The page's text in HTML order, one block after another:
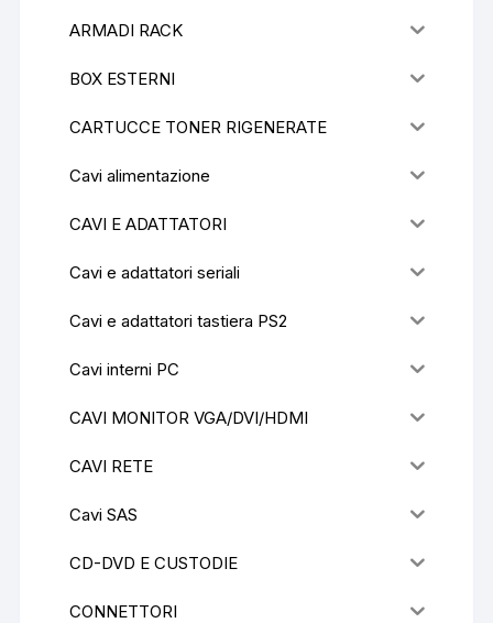
ARMADI RACK
BOX ESTERNI
CARTUCCE TONER RIGENERATE
Cavi alimentazione
CAVI E ADATTATORI
Cavi e adattatori seriali
Cavi e adattatori tastiera PS2
Cavi interni PC
CAVI MONITOR VGA/DVI/HDMI
CAVI RETE
Cavi SAS
CD-DVD E CUSTODIE
CONNETTORI